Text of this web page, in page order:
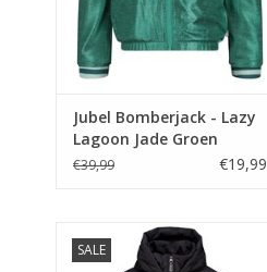
Jubel Bomberjack - Lazy
Lagoon Jade Groen
€39,99 €19,99
SALE
Garcia GJ520803_girls outdoo,
60-black